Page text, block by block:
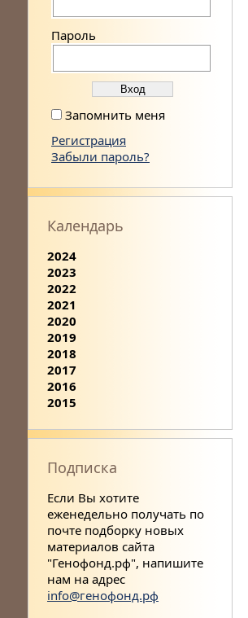
Пароль
Запомнить меня
Регистрация
Забыли пароль?
Календарь
2024
2023
2022
2021
2020
2019
2018
2017
2016
2015
Подписка
Если Вы хотите
еженедельно получать по
почте подборку новых
материалов сайта
"Генофонд.рф", напишите
нам на адрес
info@генофонд.рф